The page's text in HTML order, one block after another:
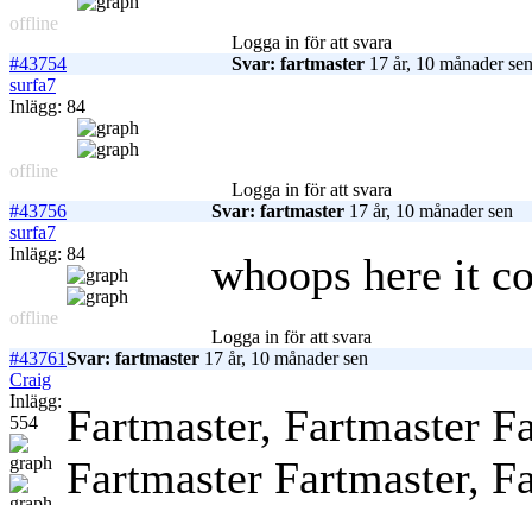
offline
Logga in för att svara
#43754
Svar: fartmaster 17 år, 10 månader sen
surfa7
Inlägg: 84
offline
Logga in för att svara
#43756
Svar: fartmaster 17 år, 10 månader sen
surfa7
Inlägg: 84
offline
whoops here it
Logga in för att svara
#43761Svar: fartmaster 17 år, 10 månader sen
Craig
Inlägg:
554
Fartmaster, Fartmaster
Fartmaster Fartmaster,